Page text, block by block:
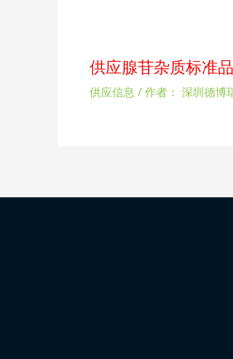
供应腺苷杂质标准
供应信息 / 作者： 深圳德博